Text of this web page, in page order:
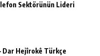
Sektörünün Lideri
Dar Hejîrokê Türkçe